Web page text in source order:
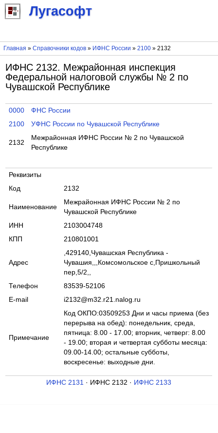
Лугасофт
Главная » Справочники кодов» ИФНС России » 2100» 2132
ИФНС 2132. Межрайонная инспекция
Федеральной налоговой службы № 2 по
Чувашской Республике
0000
ФНС России
2100
УФНС России по Чувашской Республике
2132
Межрайонная ИФНС России № 2 по Чувашской
Республике
Реквизиты
Код
2132
Наименование
Межрайонная ИФНС России № 2 по
Чувашской Республике
ИНН
2103004748
КПП
210801001
Адрес
,429140,Чувашская Республика -
Чувашия,,,Комсомольское с,Пришкольный
пер,5/2,,
Телефон
83539-52106
E-mail
i2132@m32.r21.nalog.ru
Примечание
Код ОКПО:03509253 Дни и часы приема (без
перерыва на обед): понедельник, среда,
пятница: 8.00 - 17.00; вторник, четверг: 8.00
- 19.00; вторая и четвертая субботы месяца:
09.00-14.00; остальные субботы,
воскресенье: выходные дни.
ИФНС 2131 · ИФНС 2132 · ИФНС 2133